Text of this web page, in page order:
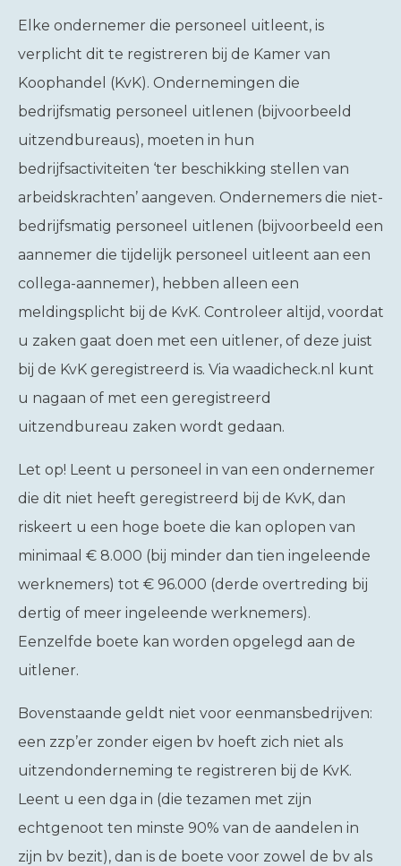
Elke ondernemer die personeel uitleent, is
verplicht dit te registreren bij de Kamer van
Koophandel (KvK). Ondernemingen die
bedrijfsmatig personeel uitlenen (bijvoorbeeld
uitzendbureaus), moeten in hun
bedrijfsactiviteiten ‘ter beschikking stellen van
arbeidskrachten’ aangeven. Ondernemers die niet-
bedrijfsmatig personeel uitlenen (bijvoorbeeld een
aannemer die tijdelijk personeel uitleent aan een
collega-aannemer), hebben alleen een
meldingsplicht bij de KvK. Controleer altijd, voordat
u zaken gaat doen met een uitlener, of deze juist
bij de KvK geregistreerd is. Via waadicheck.nl kunt
u nagaan of met een geregistreerd
uitzendbureau zaken wordt gedaan.
Let op! Leent u personeel in van een ondernemer
die dit niet heeft geregistreerd bij de KvK, dan
riskeert u een hoge boete die kan oplopen van
minimaal € 8.000 (bij minder dan tien ingeleende
werknemers) tot € 96.000 (derde overtreding bij
dertig of meer ingeleende werknemers).
Eenzelfde boete kan worden opgelegd aan de
uitlener.
Bovenstaande geldt niet voor eenmansbedrijven:
een zzp’er zonder eigen bv hoeft zich niet als
uitzendonderneming te registreren bij de KvK.
Leent u een dga in (die tezamen met zijn
echtgenoot ten minste 90% van de aandelen in
zijn bv bezit), dan is de boete voor zowel de bv als